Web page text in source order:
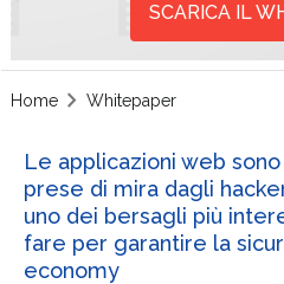
SCARICA IL
Home Whitepaper
Le applicazioni web
prese di mira dagli
uno dei bersagli più
fare per garantire la
economy